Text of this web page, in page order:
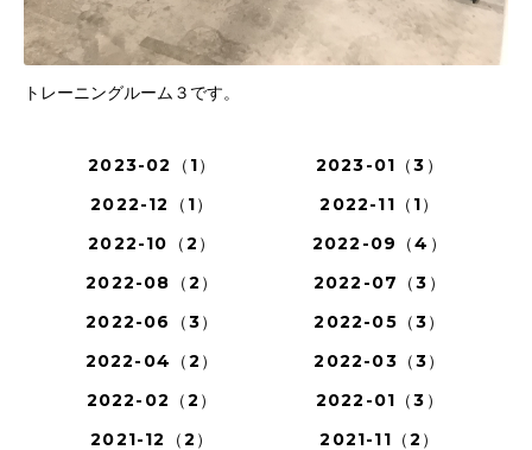
トレーニングルーム３です。
2023-02（1）
2023-01（3）
2022-12（1）
2022-11（1）
2022-10（2）
2022-09（4）
2022-08（2）
2022-07（3）
2022-06（3）
2022-05（3）
2022-04（2）
2022-03（3）
2022-02（2）
2022-01（3）
2021-12（2）
2021-11（2）